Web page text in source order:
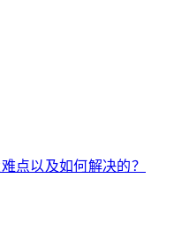
点以及如何解决的？